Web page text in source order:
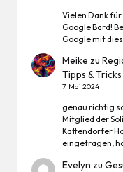
Vielen Dank
Google Bard!
Google mit
Meike zu
Tipps & Tricks
7. Mai 2024
genau richtig
Mitglied der
Kattendorfer
eingetragen,
Evelyn zu